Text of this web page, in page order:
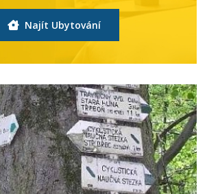
Najít Ubytování